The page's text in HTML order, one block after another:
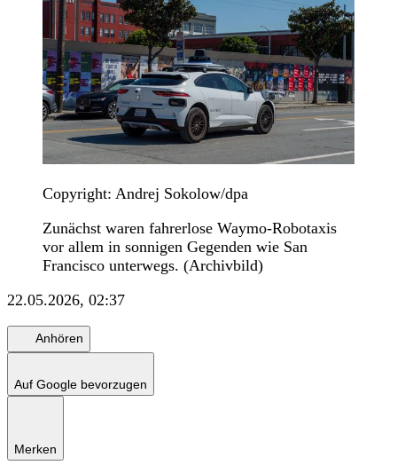
Copyright: Andrej Sokolow/dpa
Zunächst waren fahrerlose Waymo-Robotaxis
vor allem in sonnigen Gegenden wie San
Francisco unterwegs. (Archivbild)
22.05.2026, 02:37
Anhören
Auf Google bevorzugen
Merken